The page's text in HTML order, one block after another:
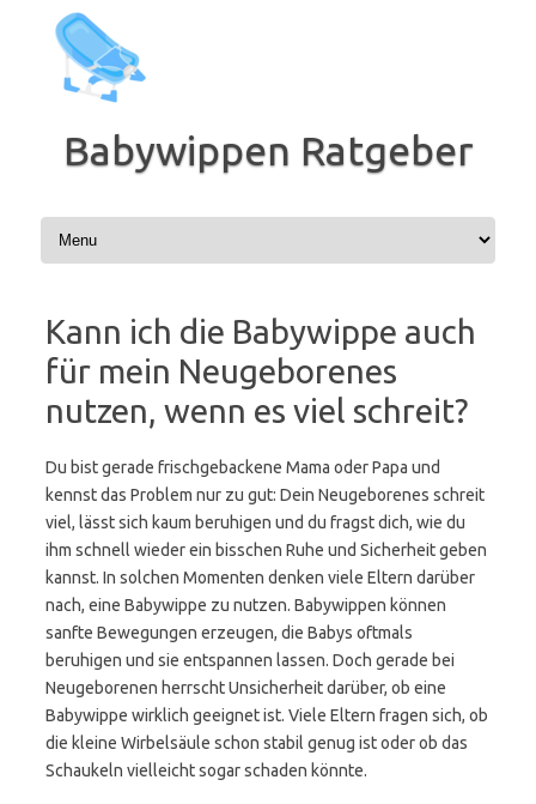
Inhalt
springen
Babywippen Ratgeber
Kann ich die Babywippe auch
für mein Neugeborenes
nutzen, wenn es viel schreit?
Du bist gerade frischgebackene Mama oder Papa und
kennst das Problem nur zu gut: Dein Neugeborenes schreit
viel, lässt sich kaum beruhigen und du fragst dich, wie du
ihm schnell wieder ein bisschen Ruhe und Sicherheit geben
kannst. In solchen Momenten denken viele Eltern darüber
nach, eine Babywippe zu nutzen. Babywippen können
sanfte Bewegungen erzeugen, die Babys oftmals
beruhigen und sie entspannen lassen. Doch gerade bei
Neugeborenen herrscht Unsicherheit darüber, ob eine
Babywippe wirklich geeignet ist. Viele Eltern fragen sich, ob
die kleine Wirbelsäule schon stabil genug ist oder ob das
Schaukeln vielleicht sogar schaden könnte.